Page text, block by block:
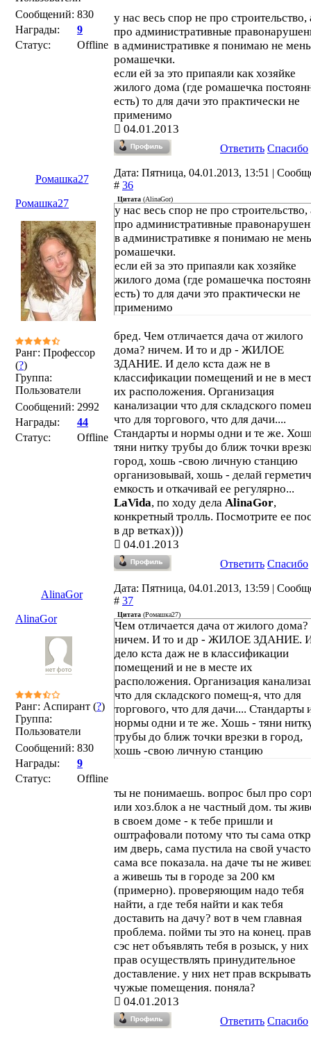
Сообщений: 830
Награды:
9
Статус:
Offline
у нас весь спор не про строительство,
про административные
в административке я понимаю не
ромашечки.
если ей за это припаяли как хозяйке
жилого дома (где ромашечка
есть) то для дачи это практически не
применимо
04.01.2013
Ответить Спасибо
Ромашка27
Дата: Пятница, 04.01.2013, 13:51 |
# 36
Ромашка27
Ранг: Профессор
(?)
Группа:
Пользователи
Сообщений: 2992
Награды:
44
Статус:
Offline
Цитата (AlinaGor)
у нас весь спор не про строительство,
про административные
в административке я понимаю не
ромашечки.
если ей за это припаяли как хозяйке
жилого дома (где ромашечка
есть) то для дачи это практически не
применимо
бред. Чем отличается дача от жилого
дома? ничем. И то и др - ЖИЛОЕ
ЗДАНИЕ. И дело кста даж не в
классификации помещений и не в
их расположения. Организация
канализации что для складского
что для торгового, что для дачи....
Стандарты и нормы одни и те же.
тяни нитку трубы до ближ точки
город, хошь -свою личную станцию
организовывай, хошь - делай герметич
емкость и откачивай ее регулярно...
LaVida, по ходу дела AlinaGor,
конкретный тролль. Посмотрите ее
в др ветках)))
04.01.2013
Ответить Спасибо
AlinaGor
Дата: Пятница, 04.01.2013, 13:59 |
# 37
AlinaGor
Ранг: Аспирант (?)
Группа:
Пользователи
Сообщений: 830
Награды:
9
Статус:
Offline
Цитата (Ромашка27)
Чем отличается дача от жилого дома?
ничем. И то и др - ЖИЛОЕ ЗДАНИЕ.
дело кста даж не в классификации
помещений и не в месте их
расположения. Организация
что для складского помещ-я, что для
торгового, что для дачи.... Стандарты
нормы одни и те же. Хошь - тяни
трубы до ближ точки врезки в город,
хошь -свою личную станцию
ты не понимаешь. вопрос был про
или хоз.блок а не частный дом. ты
в своем доме - к тебе пришли и
оштрафовали потому что ты сама
им дверь, сама пустила на свой
сама все показала. на даче ты не
а живешь ты в городе за 200 км
(примерно). проверяющим надо тебя
найти, а где тебя найти и как тебя
доставить на дачу? вот в чем главная
проблема. пойми ты это на конец.
сэс нет объявлять тебя в розыск, у них
прав осуществлять принудительное
доставление. у них нет прав вскрывать
чужые помещения. поняла?
04.01.2013
Ответить Спасибо